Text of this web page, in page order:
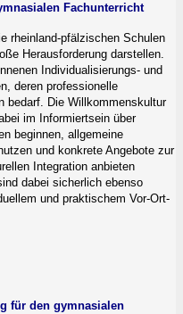
Fachunterricht
rheinland-pfälzischen Schulen
Herausforderung darstellen.
Individualisierungs- und
deren professionelle
bedarf. Die Willkommenskultur
im Informiertsein über
beginnen, allgemeine
und konkrete Angebote zur
Integration anbieten
dabei sicherlich ebenso
und praktischem Vor-Ort-
für den gymnasialen